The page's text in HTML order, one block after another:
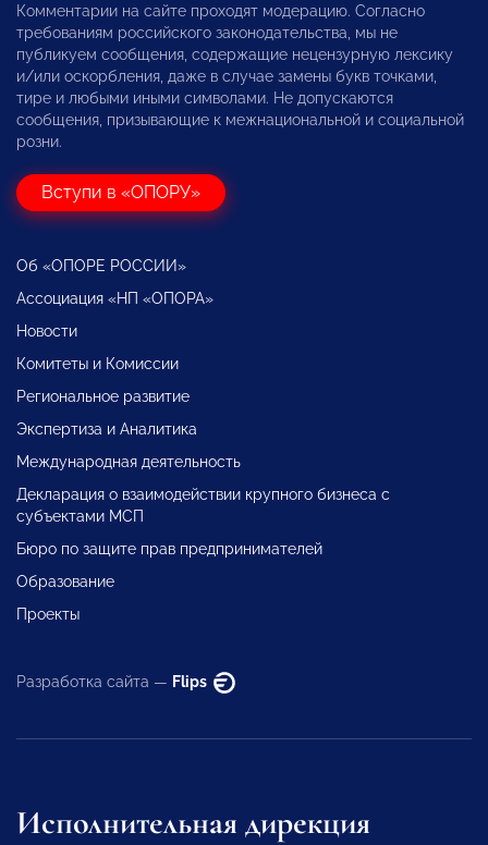
Комментарии на сайте проходят модерацию. Согласно
требованиям российского законодательства, мы не
публикуем сообщения, содержащие нецензурную лексику
и/или оскорбления, даже в случае замены букв точками,
тире и любыми иными символами. Не допускаются
сообщения, призывающие к межнациональной и социальной
розни.
Вступи в «ОПОРУ»
Об «ОПОРЕ РОССИИ»
Ассоциация «НП «ОПОРА»
Новости
Комитеты и Комиссии
Региональное развитие
Экспертиза и Аналитика
Международная деятельность
Декларация о взаимодействии крупного бизнеса с
субъектами МСП
Бюро по защите прав предпринимателей
Образование
Проекты
Разработка сайта — Flips
Исполнительная дирекция